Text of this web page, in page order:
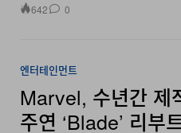
642 0
엔터테인먼트
Marvel, 수년간 제
주연 ‘Blade’ 리부